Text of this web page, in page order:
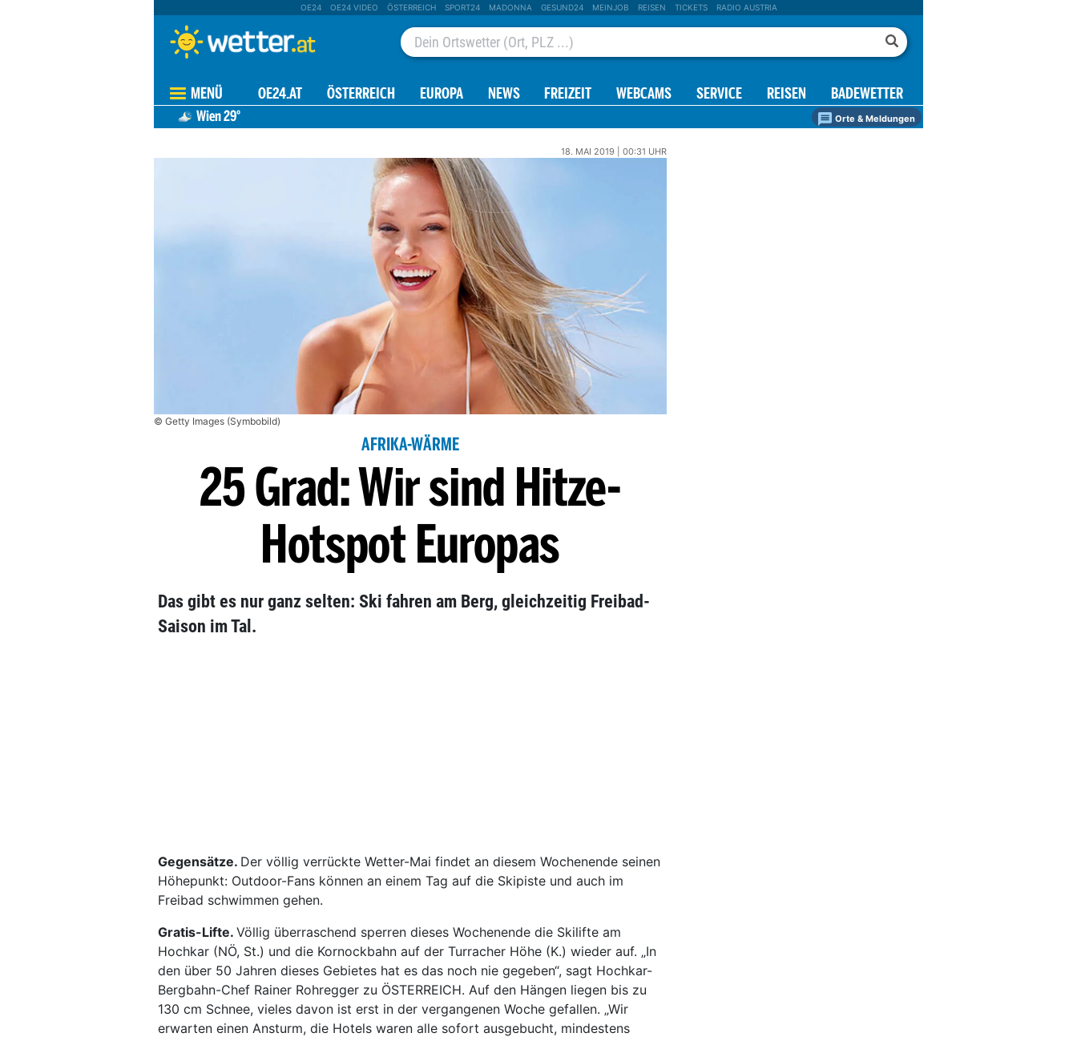
OE24 OE24 VIDEO ÖSTERREICH SPORT24 MADONNA GESUND24 MEINJOB REISEN TICKETS RADIO AUSTRIA
MENÜ OE24.AT ÖSTERREICH EUROPA NEWS FREIZEIT WEBCAMS SERVICE REISEN BADEWETTER
Wien29° Orte & Meldungen
18. MAI 2019 | 00:31 UHR
© Getty Images (Symbobild)
AFRIKA-WÄRME
25 Grad: Wir sind Hitze-
Hotspot Europas
Das gibt es nur ganz selten: Ski fahren am Berg, gleichzeitig Freibad-
Saison im Tal.
Gegensätze. Der völlig verrückte Wetter-Mai findet an diesem Wochenende seinen
Höhepunkt: Outdoor-Fans können an einem Tag auf die Skipiste und auch im
Freibad schwimmen gehen.
Gratis-Lifte. Völlig überraschend sperren dieses Wochenende die Skilifte am
Hochkar (NÖ, St.) und die Kornockbahn auf der Turracher Höhe (K.) wieder auf. „In
den über 50 Jahren dieses Gebietes hat es das noch nie gegeben“, sagt Hochkar-
Bergbahn-Chef Rainer Rohregger zu ÖSTERREICH. Auf den Hängen liegen bis zu
130 cm Schnee, vieles davon ist erst in der vergangenen Woche gefallen. „Wir
erwarten einen Ansturm, die Hotels waren alle sofort ausgebucht, mindestens